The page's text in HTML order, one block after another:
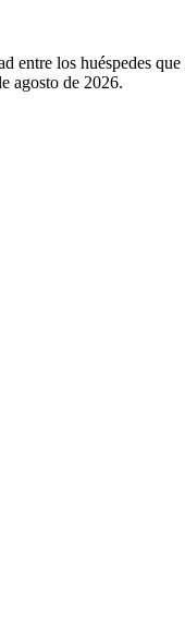
entre los huéspedes
agosto de 2026.